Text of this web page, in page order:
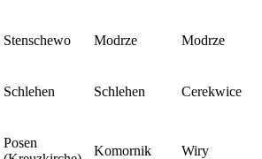
Stenschewo Modrze
Modrze
Schlehen Schlehen Cerekwice
Posen
Komornik
Wiry